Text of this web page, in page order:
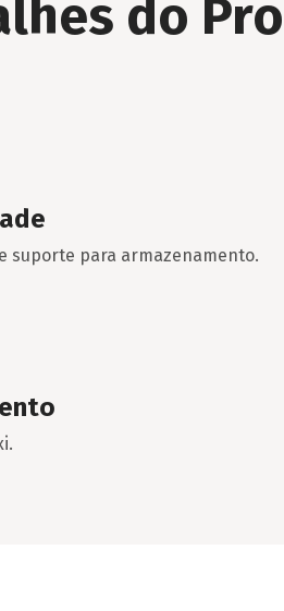
do
suporte para armazenamento.